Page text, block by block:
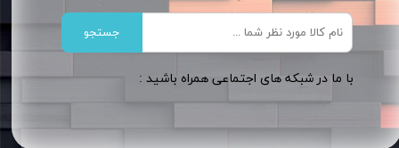
جستجو
​​با ما در شبکه های اجتماعی همراه باشید :